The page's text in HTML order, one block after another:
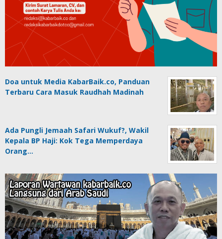
Doa untuk Media KabarBaik.co, Panduan
Terbaru Cara Masuk Raudhah Madinah
Ada Pungli Jemaah Safari Wukuf?, Wakil
Kepala BP Haji: Kok Tega Memperdaya
Orang…